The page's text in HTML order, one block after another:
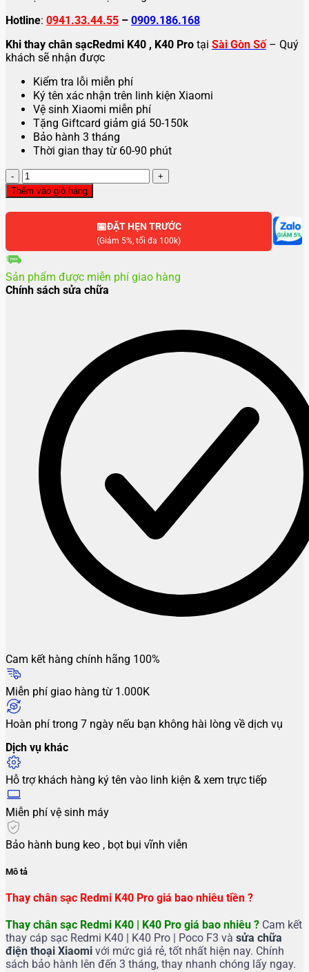
Hotline: 0941.33.44.55 – 0909.186.168
Khi thay chân sạcRedmi K40 , K40 Pro tại Sài Gòn Số– Quý
khách sẽ nhận được
Kiểm tra lỗi miễn phí
Ký tên xác nhận trên linh kiện Xiaomi
Vệ sinh Xiaomi miễn phí
Tặng Giftcard giảm giá 50-150k
Bảo hành 3 tháng
Thời gian thay từ 60-90 phút
Thay
chân
sạc
Redmi
K40
số
lượng
Thêm vào giỏ hàng
📅ĐẶT HẸN TRƯỚC
(Giảm 5%, tối đa 100k)
Sản phẩm được miễn phí giao hàng
Chính sách sửa chữa
Cam kết hàng chính hãng 100%
Miễn phí giao hàng từ 1.000K
Hoàn phí trong 7 ngày nếu bạn không hài lòng về dịch vụ
Dịch vụ khác
Hỗ trợ khách hàng ký tên vào linh kiện & xem trực tiếp
Miễn phí vệ sinh máy
Bảo hành bung keo , bọt bụi vĩnh viễn
Mô tả
Thay chân sạc Redmi K40 Pro giá bao nhiêu tiền ?
Thay chân sạc Redmi K40 | K40 Pro giá bao nhiêu ? Cam kết
thay cáp sạc Redmi K40 | K40 Pro | Poco F3 và sửa chữa
điện thoại Xiaomi với mức giá rẻ, tốt nhất hiện nay. Chính
sách bảo hành lên đến 3 tháng, thay nhanh chóng lấy ngay.